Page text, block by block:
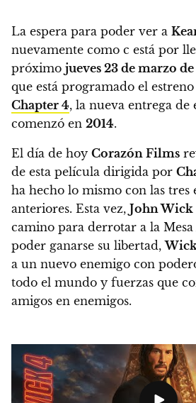
La espera para poder ver a
nuevamente como c está por
próximo jueves 23 de marzo
que está programado el
Chapter 4, la nueva entrega de
comenzó en 2014.
El día de hoy Corazón Films
de esta película dirigida por
ha hecho lo mismo con las tres
anteriores. Esta vez, John Wick
camino para derrotar a la Mesa
poder ganarse su libertad,
a un nuevo enemigo con
todo el mundo y fuerzas que
amigos en enemigos.